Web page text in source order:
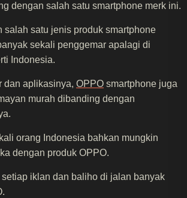
dengan salah satu smartphone merk ini.
salah satu jenis produk smartphone
sekali penggemar apalagi di
Indonesia.
dan aplikasinya, OPPO smartphone juga
murah dibanding dengan
orang Indonesia bahkan mungkin
dengan produk OPPO.
iklan dan baliho di jalan banyak